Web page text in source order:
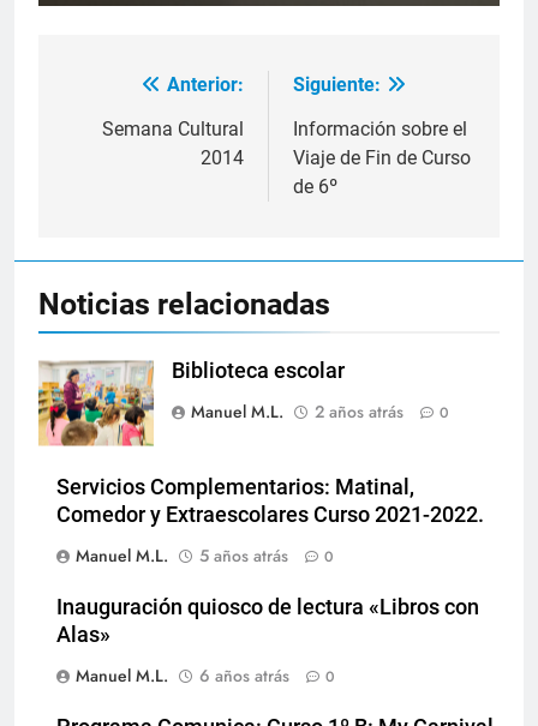
Navegación
Anterior:
Semana Cultural
2014
Siguiente:
Información sobre el
Viaje de Fin de Curso
de 6º
Noticias relacionadas
Biblioteca escolar
Manuel M.L.
2 años atrás 0
Servicios Complementarios: Matinal,
Comedor y Extraescolares Curso 2021-2022.
Manuel M.L.
5 años atrás 0
Inauguración quiosco de lectura «Libros con
Alas»
Manuel M.L.
6 años atrás 0